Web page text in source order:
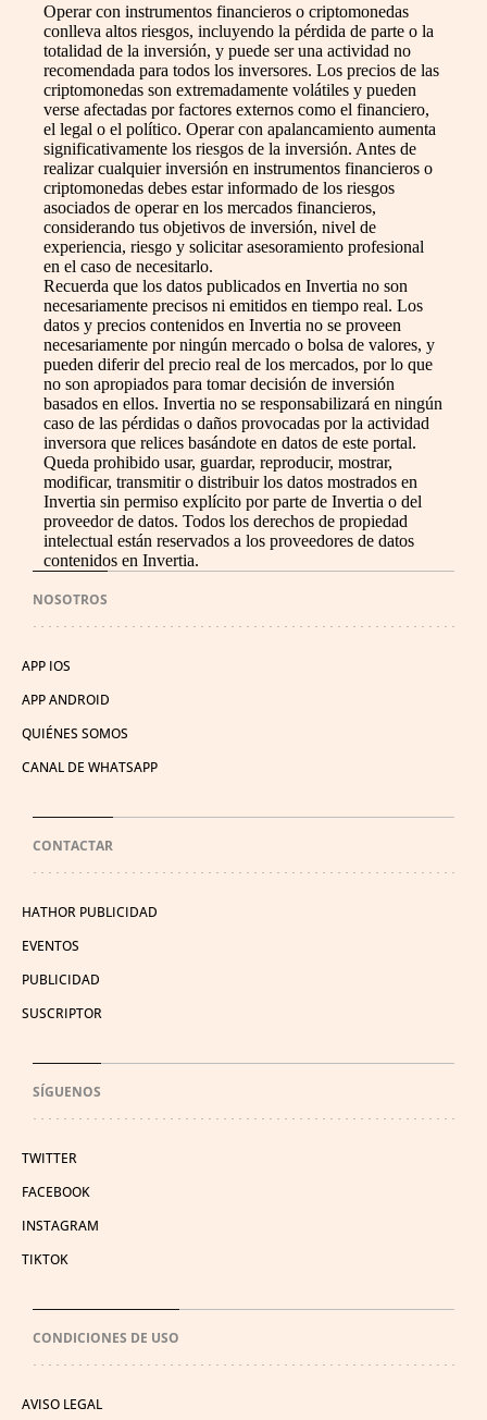
Operar con instrumentos financieros o criptomonedas
conlleva altos riesgos, incluyendo la pérdida de parte o la
totalidad de la inversión, y puede ser una actividad no
recomendada para todos los inversores. Los precios de las
criptomonedas son extremadamente volátiles y pueden
verse afectadas por factores externos como el financiero,
el legal o el político. Operar con apalancamiento aumenta
significativamente los riesgos de la inversión. Antes de
realizar cualquier inversión en instrumentos financieros o
criptomonedas debes estar informado de los riesgos
asociados de operar en los mercados financieros,
considerando tus objetivos de inversión, nivel de
experiencia, riesgo y solicitar asesoramiento profesional
en el caso de necesitarlo.
Recuerda que los datos publicados en Invertia no son
necesariamente precisos ni emitidos en tiempo real. Los
datos y precios contenidos en Invertia no se proveen
necesariamente por ningún mercado o bolsa de valores, y
pueden diferir del precio real de los mercados, por lo que
no son apropiados para tomar decisión de inversión
basados en ellos. Invertia no se responsabilizará en ningún
caso de las pérdidas o daños provocadas por la actividad
inversora que relices basándote en datos de este portal.
Queda prohibido usar, guardar, reproducir, mostrar,
modificar, transmitir o distribuir los datos mostrados en
Invertia sin permiso explícito por parte de Invertia o del
proveedor de datos. Todos los derechos de propiedad
intelectual están reservados a los proveedores de datos
contenidos en Invertia.
NOSOTROS
APP IOS
APP ANDROID
QUIÉNES SOMOS
CANAL DE WHATSAPP
CONTACTAR
HATHOR PUBLICIDAD
EVENTOS
PUBLICIDAD
SUSCRIPTOR
SÍGUENOS
TWITTER
FACEBOOK
INSTAGRAM
TIKTOK
CONDICIONES DE USO
AVISO LEGAL